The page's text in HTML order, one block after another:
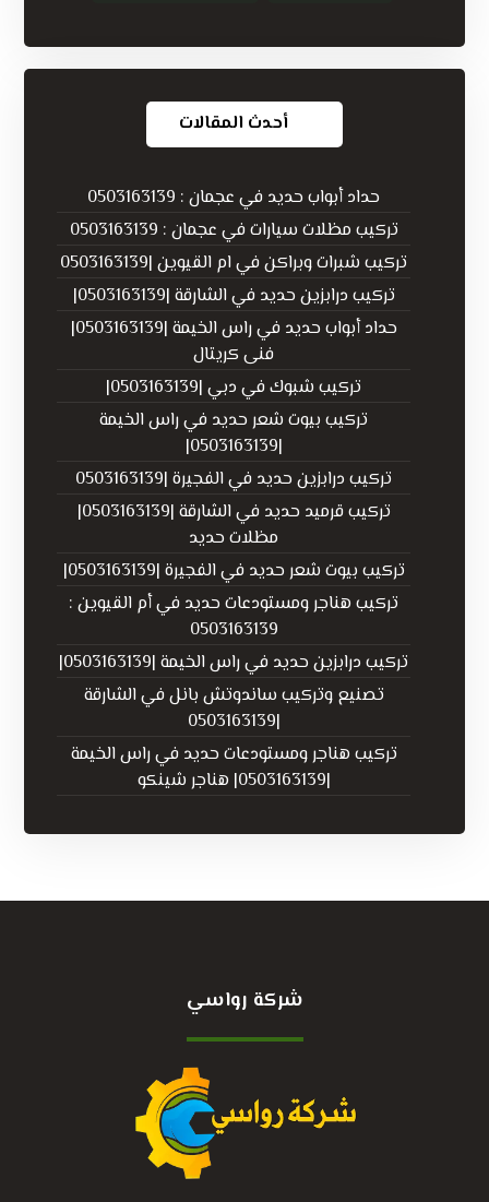
أحدث المقالات
حداد أبواب حديد في عجمان : 0503163139
تركيب مظلات سيارات في عجمان : 0503163139
تركيب شبرات وبراكن في ام القيوين |0503163139
تركيب درابزين حديد في الشارقة |0503163139|
حداد أبواب حديد في راس الخيمة |0503163139|
فنى كريتال
تركيب شبوك في دبي |0503163139|
تركيب بيوت شعر حديد في راس الخيمة
|0503163139|
تركيب درابزين حديد في الفجيرة |0503163139
تركيب قرميد حديد في الشارقة |0503163139|
مظلات حديد
تركيب بيوت شعر حديد في الفجيرة |0503163139|
تركيب هناجر ومستودعات حديد في أم القيوين :
0503163139
تركيب درابزين حديد في راس الخيمة |0503163139|
تصنيع وتركيب ساندوتش بانل في الشارقة
|0503163139
تركيب هناجر ومستودعات حديد في راس الخيمة
|0503163139| هناجر شينكو
شركة رواسي